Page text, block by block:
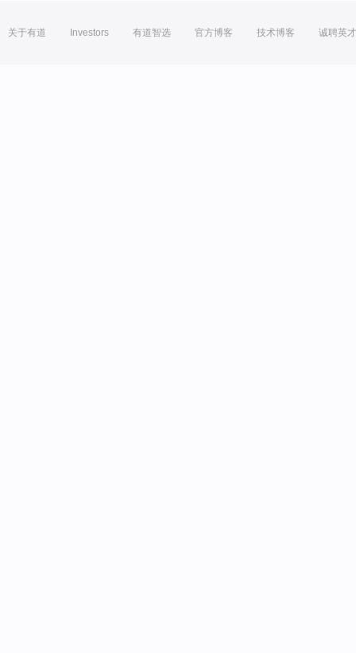
关于有道 Investors 有道智选 官方博客 技术博客 诚聘英才